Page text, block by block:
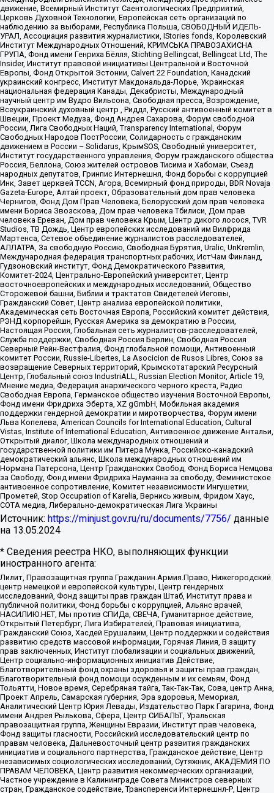
движение, Всемирный Институт Саентологических Предприятий,
Церковь Духовной Технологии, Европейская сеть организаций по
наблюдению за выборами, Республика Польша, СВОБОДНЫЙ ИДЕЛЬ-
УРАЛ, Ассоциация развития журналистики, IStories fonds, Королевский
Институт Международных Отношений, КРИМСЬКА ПРАВОЗАХИСНА
ГРУПА, Фонд имени Генриха Бёлля, Stichting Bellingcat, Bellingcat Ltd, The
Insider, Институт правовой инициативы Центральной и Восточной
Европы, Фонд Открытой Эстонии, Calvert 22 Foundation, Канадский
украинский конгресс, Институт Макдональда-Лорье, Украинская
национальная федерация Канады, Декабристы, Международный
научный центр им Вудро Вильсона, Свободная пресса, Возрождение,
Всеукраинский духовный центр , Риддл, Русский антивоенный комитет в
Швеции, Проект Медуза, Фонд Андрея Сахарова, Форум свободной
России, Лига Свободных Наций, Transparеncy International, Форум
Свободных Народов ПостРоссии, Солидарность с гражданским
движением в России – Solidarus, КрымSOS, Свободный университет,
Институт государственного управления, Форум гражданского общества
Россия, Беллона, Союз жителей островов Тисима и Хабомаи, Съезд
народных депутатов, Гринпис Интернешнл, Фонд борьбы с коррупцией
Инк, Завет церквей TCCN, Агора, Всемирный фонд природы, BDR Novaja
Gazeta-Europe, Алтай проект, Образовательный дом прав человека
Чернигов, Фонд Дом Прав Человека, Белорусский дом прав человека
имени Бориса Звозскова, Дом прав человека Тбилиси, Дом прав
человека Ереван, Дом прав человека Крым, Центр дикого лосося, TVR
Studios, ТВ Дождь, Центр европейских исследований им Вилфрида
Мартенса, Сетевое объединение журналистов расследователей,
АЛЛАТРА, За свободную Россию, Свободная Бурятия, Uralic, UnKremlin,
Международная федерация транспортных рабочих, ИстЧам Финланд,
Гудзоновский институт, Фонд Демократического Развития,
Комитет-2024, Центрально-Европейский университет, Центр
восточноевропейских и международных исследований, Общество
Сторожевой башни, Библии и трактатов Свидетелей Иеговы,
Гражданский Совет, Центр анализа европейской политики,
Академическая сеть Восточная Европа, Российский комитет действия,
РЭНД корпорейшн, Русская Америка за демократию в России,
Настоящая Россия, Глобальная сеть журналистов-расследователей,
Служба поддержки, Свободная Россия Берлин, Свободная Россия
Северный Рейн-Вестфалия, Фонд глобальной помощи, Антивоенный
комитет России, Russie-Libertes, La Asocicion de Rusos Libres, Союз за
возвращение Северных территорий, Крымскотатарский Ресурсный
Центр, Глобальный союз IndustriALL, Russian Election Monitor, Article 19,
Мнение медиа, Федерация анархического черного креста, Радио
Свободная Европа, Германское общество изучения Восточной Европы,
Фонд имени Фридриха Эберта, XZ gGmbH, Мобильная академия
поддержки гендерной демократии и миротворчества, Форум имени
Льва Копелева, American Councils for International Education, Cultural
Vistas, Institute of International Education, Антивоенное движение Антальи,
Открытый диалог, Школа международных отношений и
государственной политики им Питера Мунка, Российско-канадский
демократический альянс, Школа международных отношений им
Нормана Патерсона, Центр Гражданских Свобод, Фонд Бориса Немцова
за Свободу, Фонд имени Фридриха Науманна за свободу, Феминистское
антивоенное сопротивление, Комитет независимости Ингушетии,
Прометей, Stop Occupation of Karelia, Вернись живым, Фридом Хаус,
СОТА медиа, Либерально-демократическая Лига Украины
Источник: https://minjust.gov.ru/ru/documents/7756/ данные
на 13.05.2024
* Сведения реестра НКО, выполняющих функции
иностранного агента:
Лилит, Правозащитная группа Гражданин.Армия.Право, Нижегородский
центр немецкой и европейской культуры, Центр гендерных
исследований, Фонд защиты прав граждан Штаб, Институт права и
публичной политики, Фонд борьбы с коррупцией, Альянс врачей,
НАСИЛИЮ.НЕТ, Мы против СПИДа, СВЕЧА, Гуманитарное действие,
Открытый Петербург, Лига Избирателей, Правовая инициатива,
Гражданский Союз, Хасдей Ерушалаим, Центр поддержки и содействия
развитию средств массовой информации, Горячая Линия, В защиту
прав заключенных, Институт глобализации и социальных движений,
Центр социально-информационных инициатив Действие,
Благотворительный фонд охраны здоровья и защиты прав граждан,
Благотворительный фонд помощи осужденным и их семьям, Фонд
Тольятти, Новое время, Серебряная тайга, Так-Так-Так, Сова, центр Анна,
Проект Апрель, Самарская губерния, Эра здоровья, Мемориал,
Аналитический Центр Юрия Левады, Издательство Парк Гагарина, Фонд
имени Андрея Рылькова, Сфера, Центр СИБАЛЬТ, Уральская
правозащитная группа, Женщины Евразии, Институт прав человека,
Фонд защиты гласности, Российский исследовательский центр по
правам человека, Дальневосточный центр развития гражданских
инициатив и социального партнерства, Гражданское действие, Центр
независимых социологических исследований, Сутяжник, АКАДЕМИЯ ПО
ПРАВАМ ЧЕЛОВЕКА, Центр развития некоммерческих организаций,
Частное учреждение в Калининграде Совета Министров северных
стран, Гражданское содействие, Трансперенси Интернешнл-Р, Центр